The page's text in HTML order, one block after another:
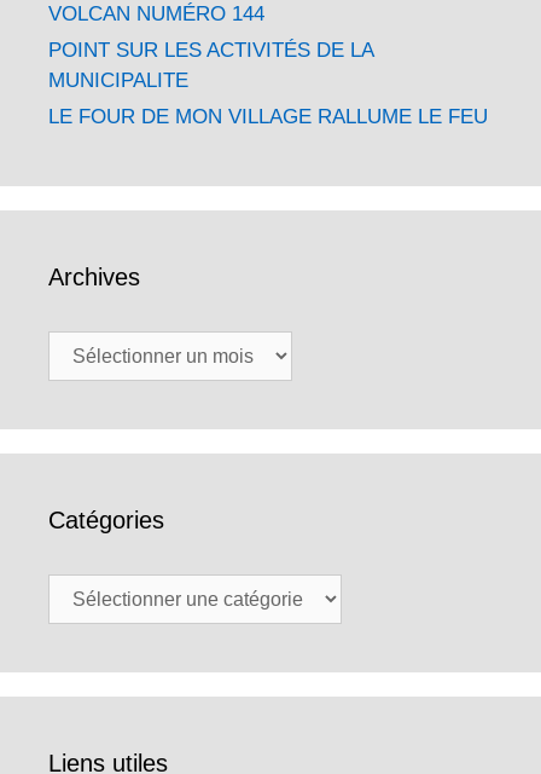
VOLCAN NUMÉRO 144
POINT SUR LES ACTIVITÉS DE LA
MUNICIPALITE
LE FOUR DE MON VILLAGE RALLUME LE FEU
Archives
Archives
Catégories
Catégories
Liens utiles